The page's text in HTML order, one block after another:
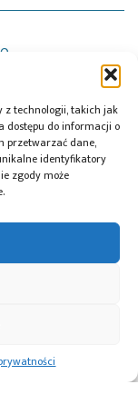
z technologii, takich jak
dostępu do informacji o
przetwarzać dane,
identyfikatory
zgody może
z Krajowego
,KPO,
,Robert
grid,
energetyczna
Operator